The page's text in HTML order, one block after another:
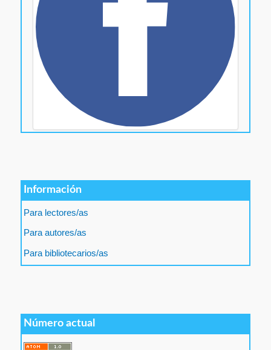
Información
Para lectores/as
Para autores/as
Para bibliotecarios/as
Número actual